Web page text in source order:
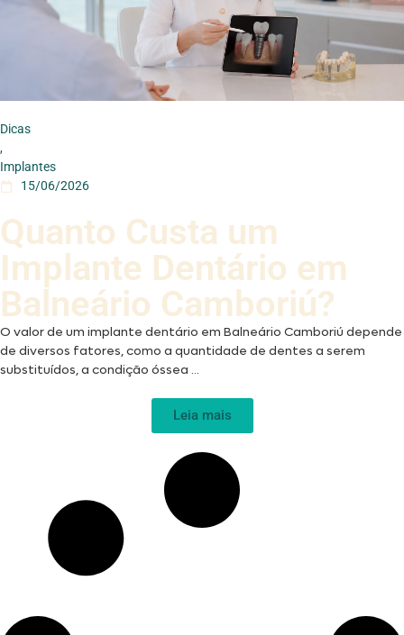
Dicas
,
Implantes
15/06/2026
Quanto Custa um
Implante Dentário em
Balneário Camboriú?
O valor de um implante dentário em Balneário Camboriú depende
de diversos fatores, como a quantidade de dentes a serem
substituídos, a condição óssea ...
Leia mais